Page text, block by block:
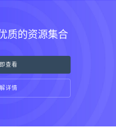
质的资源集合
查看
解详情